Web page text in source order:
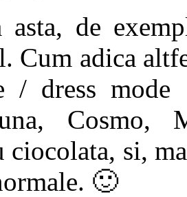
asta, de
Cum adica
/ dress
Cosmo,
ciocolata, si,
🙂